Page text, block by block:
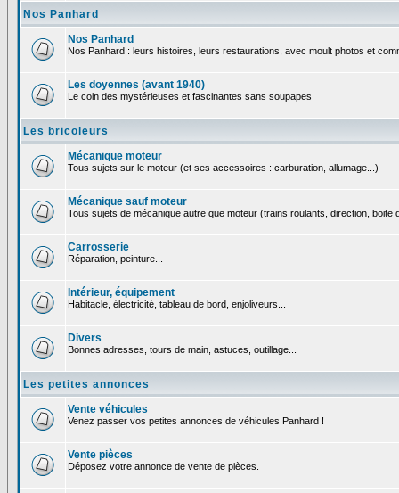
Nos Panhard
Nos Panhard
Nos Panhard : leurs histoires, leurs restaurations, avec moult photos et
Les doyennes (avant 1940)
Le coin des mystérieuses et fascinantes sans soupapes
Les bricoleurs
Mécanique moteur
Tous sujets sur le moteur (et ses accessoires : carburation, allumage...)
Mécanique sauf moteur
Tous sujets de mécanique autre que moteur (trains roulants, direction, boite
Carrosserie
Réparation, peinture...
Intérieur, équipement
Habitacle, électricité, tableau de bord, enjoliveurs...
Divers
Bonnes adresses, tours de main, astuces, outillage...
Les petites annonces
Vente véhicules
Venez passer vos petites annonces de véhicules Panhard !
Vente pièces
Déposez votre annonce de vente de pièces.